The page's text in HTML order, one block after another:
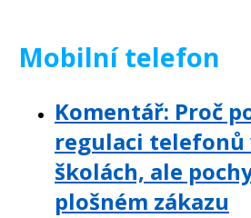
Mobilní telefon
Komentář: Proč
regulaci telefonů
školách, ale
plošném zákazu